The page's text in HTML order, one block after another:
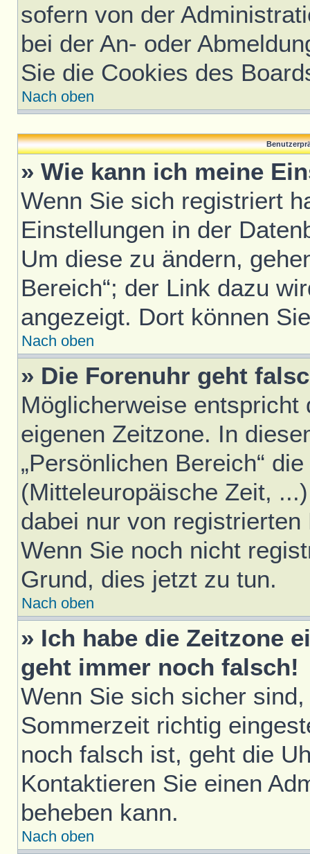
sofern von der
bei der An- oder
Sie die Cookies des
Nach oben
» Wie kann ich meine
Wenn Sie sich registriert
Einstellungen in der
Um diese zu ändern,
Bereich“; der Link dazu
angezeigt. Dort können
Nach oben
» Die Forenuhr geht
Möglicherweise
eigenen Zeitzone. In
„Persönlichen Bereich“
(Mitteleuropäische Zeit,
dabei nur von
Wenn Sie noch nicht
Grund, dies jetzt zu tun.
Nach oben
» Ich habe die Zeitzone
geht immer noch falsch!
Wenn Sie sich sicher
Sommerzeit richtig
noch falsch ist, geht die
Kontaktieren Sie einen
beheben kann.
Nach oben